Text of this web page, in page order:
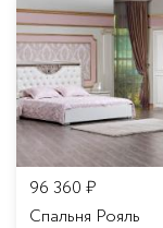
96 360 ₽
Спальня Рояль